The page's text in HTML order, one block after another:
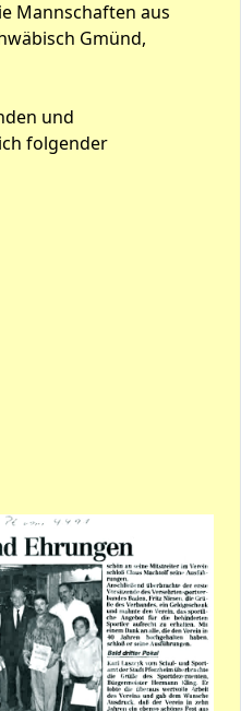
Mannschaften aus
Gmünd,
und
folgender